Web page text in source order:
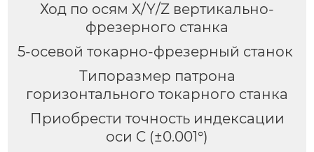
Ход по осям X/Y/Z вертикально-
фрезерного станка
5-осевой токарно-фрезерный станок
Типоразмер патрона
горизонтального токарного станка
Приобрести точность индексации
оси C (±0.001°)